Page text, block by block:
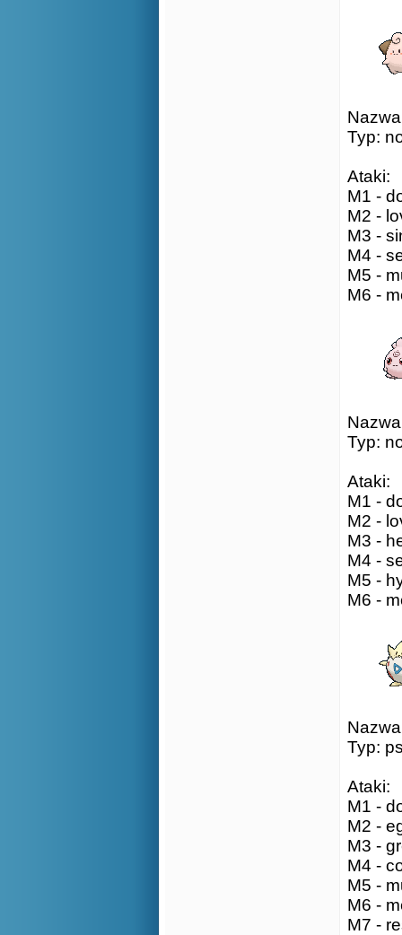
Typ:
Ataki:
M1 -
M2 -
M3 -
M4 -
M5 -
M6 -
Typ:
Ataki:
M1 -
M2 -
M3 -
M4 -
M5 -
M6 -
Typ:
Ataki:
M1 -
M2 -
M3 -
M4 -
M5 -
M6 -
M7 -